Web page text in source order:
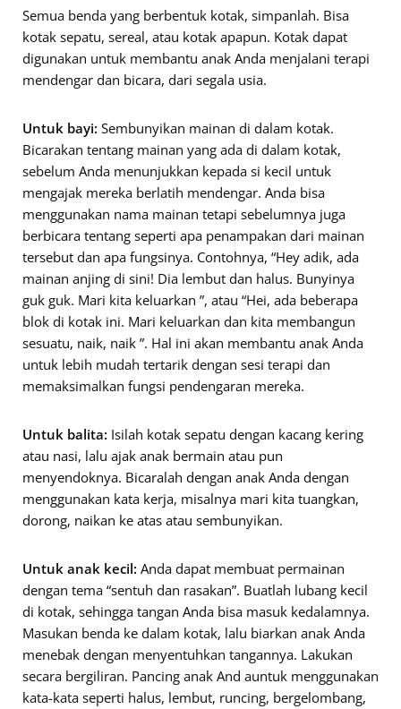
Semua benda yang berbentuk kotak, simpanlah. Bisa
kotak sepatu, sereal, atau kotak apapun. Kotak dapat
digunakan untuk membantu anak Anda menjalani terapi
mendengar dan bicara, dari segala usia.
Untuk bayi: Sembunyikan mainan di dalam kotak.
Bicarakan tentang mainan yang ada di dalam kotak,
sebelum Anda menunjukkan kepada si kecil untuk
mengajak mereka berlatih mendengar. Anda bisa
menggunakan nama mainan tetapi sebelumnya juga
berbicara tentang seperti apa penampakan dari mainan
tersebut dan apa fungsinya. Contohnya, “Hey adik, ada
mainan anjing di sini! Dia lembut dan halus. Bunyinya
guk guk. Mari kita keluarkan ”, atau “Hei, ada beberapa
blok di kotak ini. Mari keluarkan dan kita membangun
sesuatu, naik, naik ”. Hal ini akan membantu anak Anda
untuk lebih mudah tertarik dengan sesi terapi dan
memaksimalkan fungsi pendengaran mereka.
Untuk balita: Isilah kotak sepatu dengan kacang kering
atau nasi, lalu ajak anak bermain atau pun
menyendoknya. Bicaralah dengan anak Anda dengan
menggunakan kata kerja, misalnya mari kita tuangkan,
dorong, naikan ke atas atau sembunyikan.
Untuk anak kecil: Anda dapat membuat permainan
dengan tema “sentuh dan rasakan”. Buatlah lubang kecil
di kotak, sehingga tangan Anda bisa masuk kedalamnya.
Masukan benda ke dalam kotak, lalu biarkan anak Anda
menebak dengan menyentuhkan tangannya. Lakukan
secara bergiliran. Pancing anak And auntuk menggunakan
kata-kata seperti halus, lembut, runcing, bergelombang,